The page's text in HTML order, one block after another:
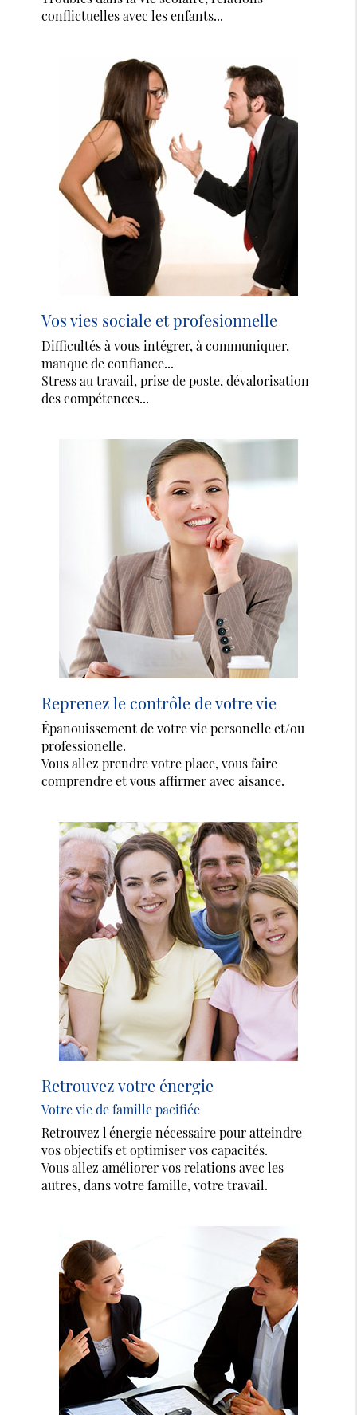
conflictuelles avec les enfants...
Vos vies sociale et profesionnelle
Difficultés à vous intégrer, à communiquer,
manque de confiance...
Stress au travail, prise de poste, dévalorisation
des compétences...
Reprenez le contrôle de votre vie
Épanouissement de votre vie personelle et/ou
professionelle.
Vous allez prendre votre place, vous faire
comprendre et vous affirmer avec aisance.
Retrouvez votre énergie
Votre vie de famille pacifiée
Retrouvez l'énergie nécessaire pour atteindre
vos objectifs et optimiser vos capacités.
Vous allez améliorer vos relations avec les
autres, dans votre famille, votre travail.